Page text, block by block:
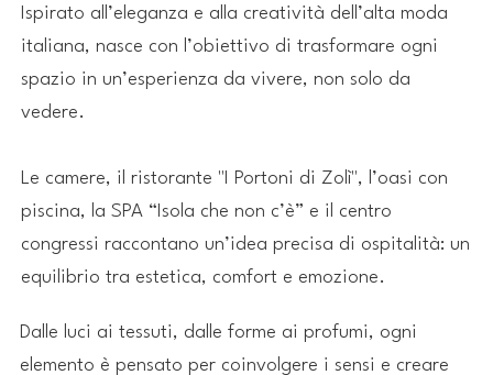
Ispirato all’eleganza e alla creatività dell’alta moda
italiana, nasce con l’obiettivo di trasformare ogni
spazio in un’esperienza da vivere, non solo da
vedere.
Le camere, il ristorante "I Portoni di Zolì", l’oasi con
piscina, la SPA “Isola che non c’è” e il centro
congressi raccontano un’idea precisa di ospitalità: un
equilibrio tra estetica, comfort e emozione.
Dalle luci ai tessuti, dalle forme ai profumi, ogni
elemento è pensato per coinvolgere i sensi e creare